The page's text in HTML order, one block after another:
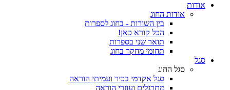
אודות
אודות החוג
בין השורות - בחוג לספרות
הכל קורא כאן!
תואר שני בספרות
תחומי מחקר בחוג
סגל
סגל החוג
סגל אקדמי בכיר ועמיתי הוראה
מתרגלים ועוזרי הוראה